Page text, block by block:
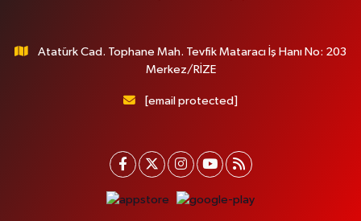
Atatürk Cad. Tophane Mah. Tevfik Mataracı İş Hanı No: 203
Merkez/RİZE
[email protected]